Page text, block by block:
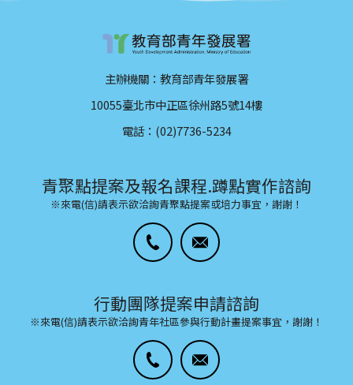
主辦機關：教育部青年發展署
10055臺北市中正區徐州路5號14樓
電話：(02)7736-5234
青聚點提案及報名課程.蹲點實作諮詢
※來電(信)請表示欲洽詢青聚點提案或培力事宜，謝謝！
行動團隊提案申請諮詢
※來電(信)請表示欲洽詢青年社區參與行動計畫提案事宜，謝謝！